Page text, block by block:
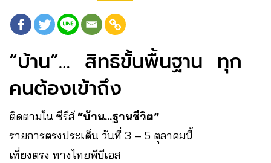
“บ้าน”… สิทธิขั้นพื้นฐาน ทุก
คนต้องเข้าถึง
ติดตามใน ซีรีส์ “บ้าน…ฐานชีวิต”
รายการตรงประเด็น วันที่ 3 – 5 ตุลาคมนี้
เที่ยงตรง ทางไทยพีบีเอส